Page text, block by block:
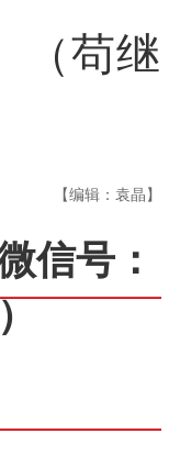
（苟继
【编辑：袁晶】
微信号：